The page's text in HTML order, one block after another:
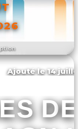
Ajouté le 14
DE